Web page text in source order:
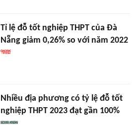
Tỉ lệ đỗ tốt nghiệp THPT của Đà
Nẵng giảm 0,26% so với năm 2022
Nhiều địa phương có tỷ lệ đỗ tốt
nghiệp THPT 2023 đạt gần 100%